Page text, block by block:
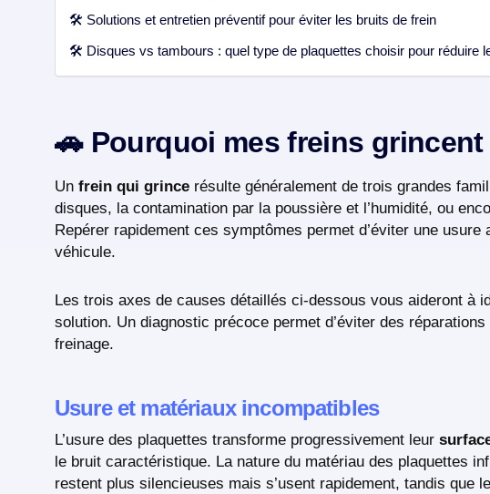
🛠️ Solutions et entretien préventif pour éviter les bruits de frein
🛠️ Disques vs tambours : quel type de plaquettes choisir pour réduire
🚗 Pourquoi mes freins grincent
Un frein qui grince résulte généralement de trois grandes
disques, la contamination par la poussière et l’humidité, ou
Repérer rapidement ces symptômes permet d’éviter une
véhicule.
Les trois axes de causes détaillés ci-dessous vous aideront à
solution. Un diagnostic précoce permet d’éviter des
freinage.
Usure et matériaux incompatibles
L’usure des plaquettes transforme progressivement leur
le bruit caractéristique. La nature du matériau des plaquettes
restent plus silencieuses mais s’usent rapidement, tandis que